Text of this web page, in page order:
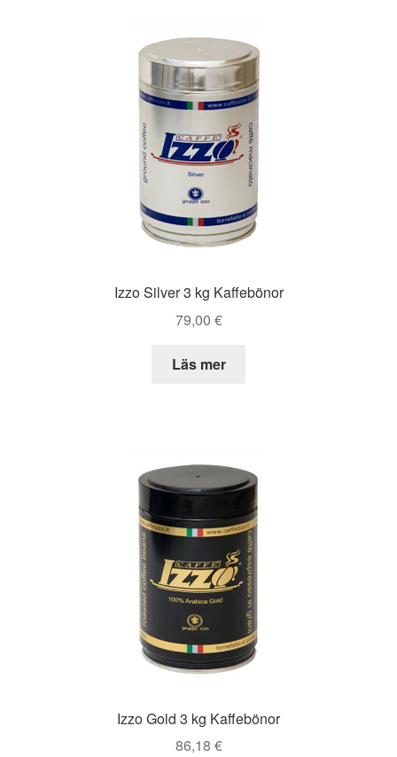
Izzo Silver 3 kg Kaffebönor
79,00 €
Läs mer
Izzo Gold 3 kg Kaffebönor
86,18 €